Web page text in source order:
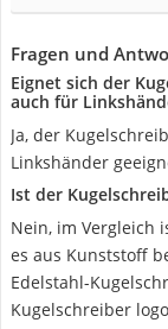
Fragen und
Eignet sich der
auch für
Ja, der
Linkshänder
Ist der
Nein, im Vergleich
es aus Kunststoff
Edelstahl-
Kugelschreiber